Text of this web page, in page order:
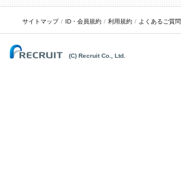
サイトマップ ID・会員規約 利用規約 よくあるご質問
(C) Recruit Co., Ltd.